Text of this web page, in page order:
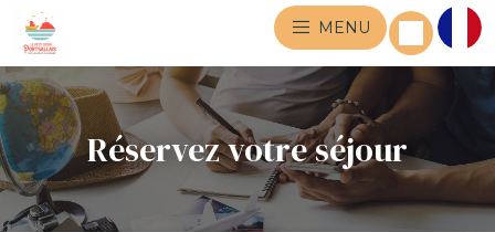
MENU
Réservez votre séjour